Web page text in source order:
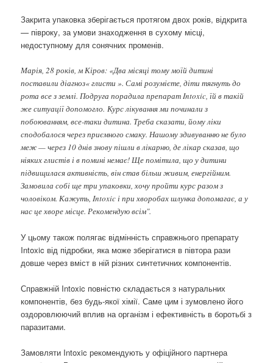
Закрита упаковка зберігається протягом двох років, відкрита
— півроку, за умови знаходження в сухому місці,
недоступному для сонячних променів.
Марія, 28 років, м Кіров: «Два місяці тому моїй дитині
поставили діагноз« глисти ». Самі розумієте, діти тягнуть до
рота все з землі. Подруга порадила препарат Intoxic, їй в такій
же ситуації допомогло. Курс лікування ми починали з
побоюванням, все-таки дитина. Треба сказати, йому ліки
сподобалося через приємного смаку. Нашому здивуванню не було
меж — через 10 днів знову пішли в лікарню, де лікар сказав, що
ніяких глистів і в помині немає! Ще помітила, що у дитини
підвищилася активність, він став більш живим, енергійним.
Замовила собі ще три упаковки, хочу пройти курс разом з
чоловіком. Кажуть, Intoxic і при хворобах шлунка допомагає, а у
нас це хворе місце. Рекомендую всім".
У цьому також полягає відмінність справжнього препарату
Intoxic від підробки, яка може зберігатися в півтора рази
довше через вміст в ній різних синтетичних компонентів.
Справжній Intoxic повністю складається з натуральних
компонентів, без будь-якої хімії. Саме цим і зумовлено його
оздоровлюючий вплив на організм і ефективність в боротьбі з
паразитами.
Замовляти Intoxic рекомендують у офіційного партнера